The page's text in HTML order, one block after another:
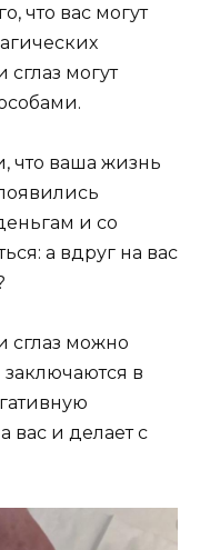
что вас могут
могут
что ваша жизнь
и со
а вдруг на вас
сглаз можно
в
вас и делает с